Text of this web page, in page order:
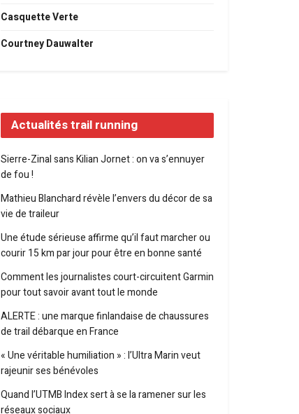
Casquette Verte
Courtney Dauwalter
Actualités trail running
Sierre-Zinal sans Kilian Jornet : on va s’ennuyer
de fou !
Mathieu Blanchard révèle l’envers du décor de sa
vie de traileur
Une étude sérieuse affirme qu’il faut marcher ou
courir 15 km par jour pour être en bonne santé
Comment les journalistes court-circuitent Garmin
pour tout savoir avant tout le monde
ALERTE : une marque finlandaise de chaussures
de trail débarque en France
« Une véritable humiliation » : l’Ultra Marin veut
rajeunir ses bénévoles
Quand l’UTMB Index sert à se la ramener sur les
réseaux sociaux